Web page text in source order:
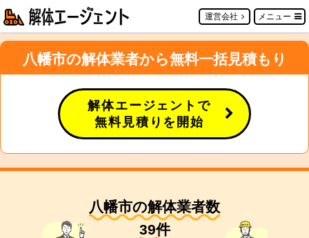
運営会社 メニュー
八幡市の解体業者から無料一括見積もり
解体エージェントで
無料見積りを開始
八幡市の解体業者数
39件